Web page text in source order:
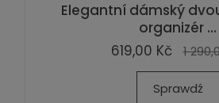
Elegantní dámský
organizér ...
619,00 Kč
1
Sprawdź